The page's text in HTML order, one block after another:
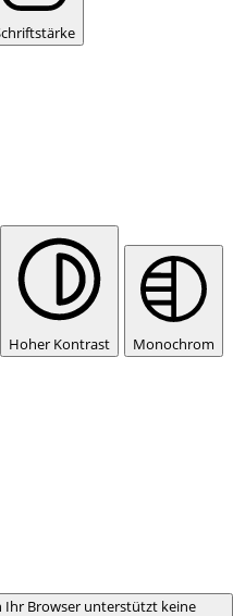
Hoher Kontrast Monochrom
Ihr Browser unterstützt keine